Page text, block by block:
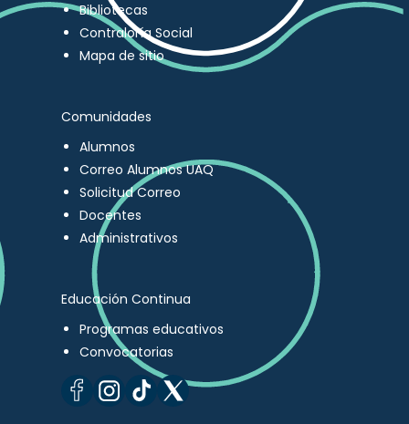
Bibliotecas
Contraloría Social
Mapa de sitio
Comunidades
Alumnos
Correo Alumnos UAQ
Solicitud Correo
Docentes
Administrativos
Educación Continua
Programas educativos
Convocatorias